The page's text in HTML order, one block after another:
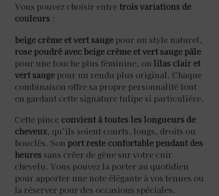
Vous pouvez choisir entretrois variations de
couleurs :
beige crème et vert sauge pour un style naturel,
rose poudré avec beige crème et vert sauge pâle
pour une touche plus féminine, ou lilas clair et
vert sauge pour un rendu plus original. Chaque
combinaison offre sa propre personnalité tout
en gardant cette signature tulipe si particulière.
Cette pince convient à toutes les longueurs de
cheveux, qu’ils soient courts, longs, droits ou
bouclés. Son port reste confortable pendant des
heures sans créer de gêne sur votre cuir
chevelu. Vous pouvez la porter au quotidien
pour apporter une note élégante à vos tenues ou
la réserver pour des occasions spéciales.